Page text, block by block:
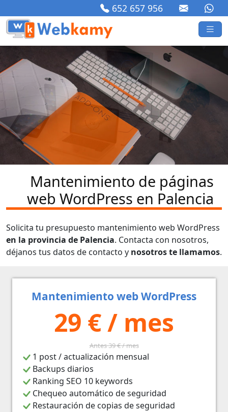
652 657 956
Mantenimiento de páginas
web WordPress en Palencia
Solicita tu presupuesto mantenimiento web WordPress
en la provincia de Palencia. Contacta con nosotros,
déjanos tus datos de contacto y nosotros te llamamos.
Mantenimiento web WordPress
29 € / mes
Antes 39 € / mes
1 post / actualización mensual
Backups diarios
Ranking SEO 10 keywords
Chequeo automático de seguridad
Restauración de copias de seguridad